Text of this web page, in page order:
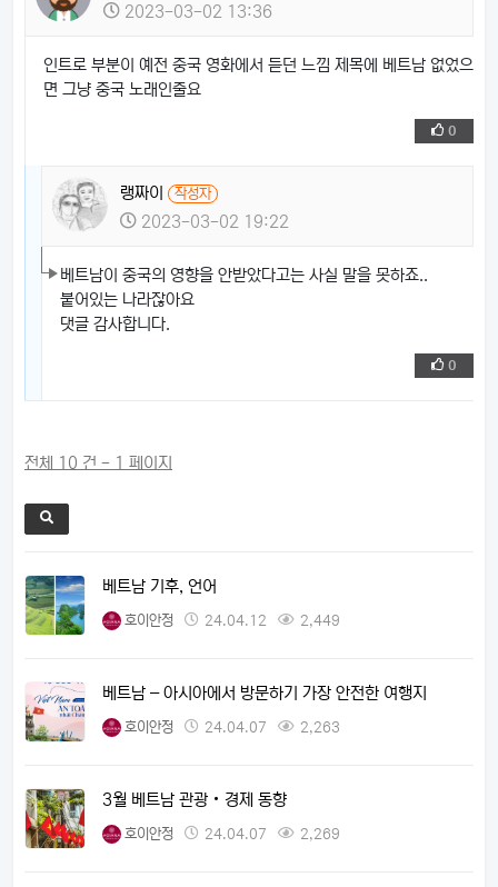
2023-03-02 13:36
인트로 부분이 예전 중국 영화에서 듣던 느낌 제목에 베트남 없었으
면 그냥 중국 노래인줄요
0
랭짜이 작성자
2023-03-02 19:22
베트남이 중국의 영향을 안받았다고는 사실 말을 못하죠..
붙어있는 나라잖아요
댓글 감사합니다.
0
전체 10 건 - 1 페이지
베트남 기후, 언어
호이안정 24.04.12 2,449
베트남 – 아시아에서 방문하기 가장 안전한 여행지
호이안정 24.04.07 2,263
3월 베트남 관광‧경제 동향
호이안정 24.04.07 2,269